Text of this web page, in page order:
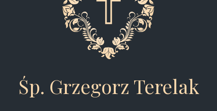
Śp. Grzegorz Terelak